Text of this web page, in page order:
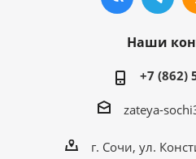
Наши
+7 (862)
zateya-
г. Сочи, ул.